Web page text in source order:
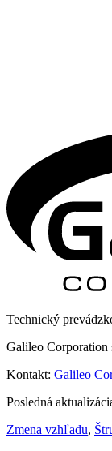
Technický
Galileo Corporation
Kontakt: Galileo
Posledná
Zmena vzhľadu,